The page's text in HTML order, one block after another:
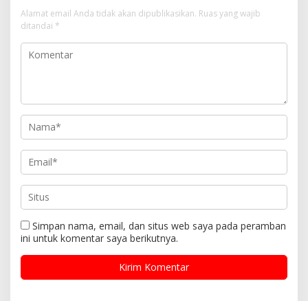
Alamat email Anda tidak akan dipublikasikan. Ruas yang wajib
ditandai *
Simpan nama, email, dan situs web saya pada peramban
ini untuk komentar saya berikutnya.